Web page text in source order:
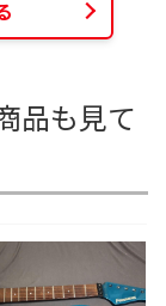
品も見て